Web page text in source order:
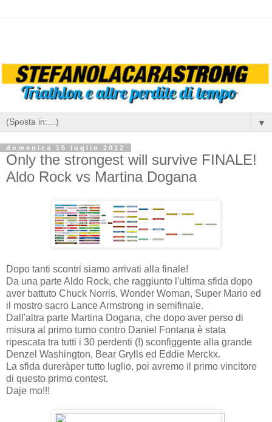
▼
domenica 15 luglio 2012
Only the strongest will survive FINALE!
Aldo Rock vs Martina Dogana
Dopo tanti scontri siamo arrivati alla finale!
Da una parte Aldo Rock, che raggiunto l'ultima sfida dopo
aver battuto Chuck Norris, Wonder Woman, Super Mario ed
il mostro sacro Lance Armstrong in semifinale.
Dall'altra parte Martina Dogana, che dopo aver perso di
misura al primo turno contro Daniel Fontana è stata
ripescata tra tutti i 30 perdenti (!) sconfiggente alla grande
Denzel Washington, Bear Grylls ed Eddie Merckx.
La sfida dureràper tutto luglio, poi avremo il primo vincitore
di questo primo contest.
Daje mo!!!